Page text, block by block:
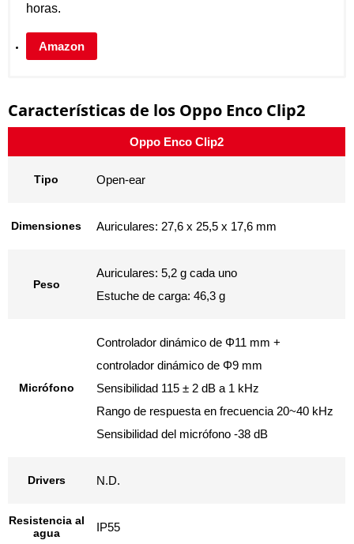
Amazon
horas.
Características de los Oppo Enco Clip2
Oppo Enco Clip2
Tipo Open-ear
Dimensiones Auriculares: 27,6 x 25,5 x 17,6 mm
Peso
Auriculares: 5,2 g cada uno
Estuche de carga: 46,3 g
Micrófono
Controlador dinámico de Φ11 mm +
controlador dinámico de Φ9 mm
Sensibilidad 115 ± 2 dB a 1 kHz
Rango de respuesta en frecuencia 20~40 kHz
Sensibilidad del micrófono -38 dB
Drivers N.D.
Resistencia al
agua
IP55